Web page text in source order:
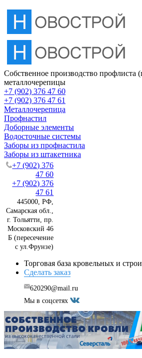
Собственное производство профлиста
металлочерепицы
+7 (902) 376 47 60
+7 (902) 376 47 61
Металлочерепица
Профнастил
Доборные элементы
Водосточные системы
Заборы из профнастила
Заборы из штакетника
+7 (902) 376
47 60
+7 (902) 376
47 61
445000, РФ,
Самарская обл.,
г. Тольятти, пр.
Московский 46
Б (пересечение
с ул.Фрунзе)
Торговая база кровельных и
Сделать заказ
620290@mail.ru
Мы в соцсетях